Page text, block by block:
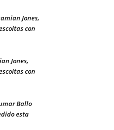
Jones,
con
Jones,
con
Ballo
esta